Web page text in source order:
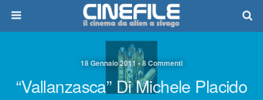
18 Gennaio 2011 • 8 Commenti
“Vallanzasca” Di Michele Placido